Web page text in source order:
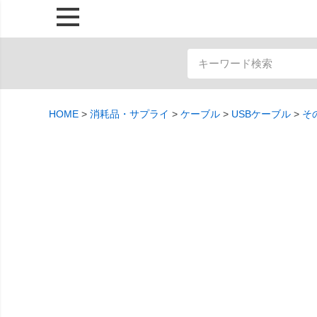
HOME 消耗品・サプライ ケーブル USBケーブル そ